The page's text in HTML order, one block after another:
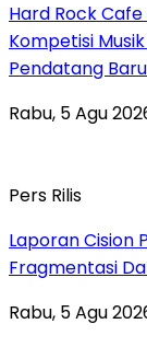
Hard Rock
Kompetisi
Pendatang Baru
Rabu, 5 Agu
Pers Rilis
Laporan Cision
Fragmentasi
Rabu, 5 Agu